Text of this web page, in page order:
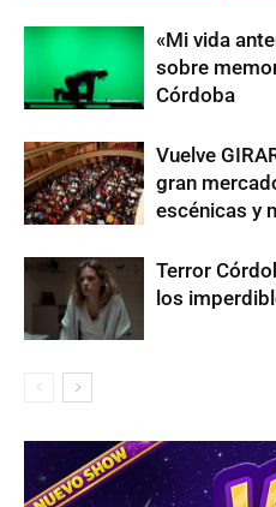
«Mi vida
sobre
Córdoba
Vuelve
gran
escénicas y
Terror
los